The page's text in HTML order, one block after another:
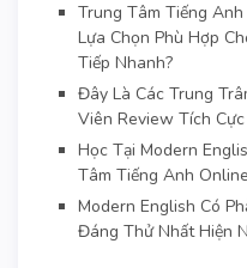
Trung Tâm Tiếng
Lựa Chọn Phù Hợp
Tiếp Nhanh?
Đây Là Các Trung
Viên Review Tích
Học Tại Modern
Tâm Tiếng Anh
Modern English Có
Đáng Thử Nhất Hiện